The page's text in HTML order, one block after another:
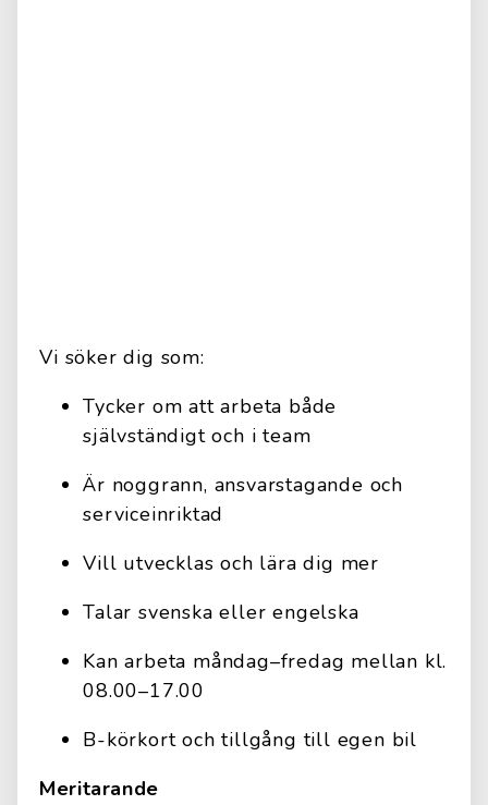
Vi söker dig som:
Tycker om att arbeta både
självständigt och i team
Är noggrann, ansvarstagande och
serviceinriktad
Vill utvecklas och lära dig mer
Talar svenska eller engelska
Kan arbeta måndag–fredag mellan kl.
08.00–17.00
B-körkort och tillgång till egen bil
Meritarande